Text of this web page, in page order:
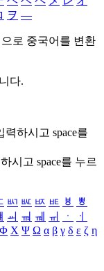
ヲ ―
로 중국어를 변환
다.
력하시고 space를
시고 space를 누르
ㅴ ㅵ ㅶ ㅷ ㅸ
ㅹ
ㆉ ㆊ ㆋ ㆌ ㆍ
ㆎ
Φ Χ Ψ Ω α β γ δ ε ζ η